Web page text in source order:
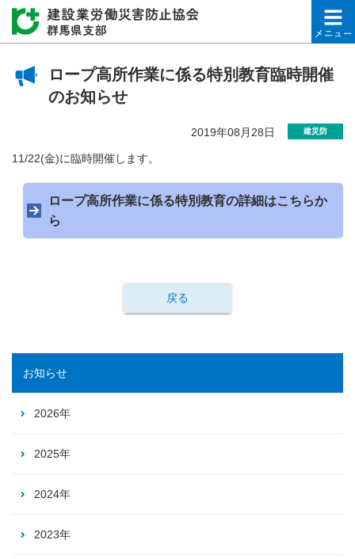
建設業労働災害防止協
ロープ高所作業に係る特別教育臨時開催
のお知らせ
2019年08月28日 建災防
11/22(金)に臨時開催します。
ロープ高所作業に係る特別教育の詳細はこちらか
ら
戻る
お知らせ
2026年
2025年
2024年
2023年